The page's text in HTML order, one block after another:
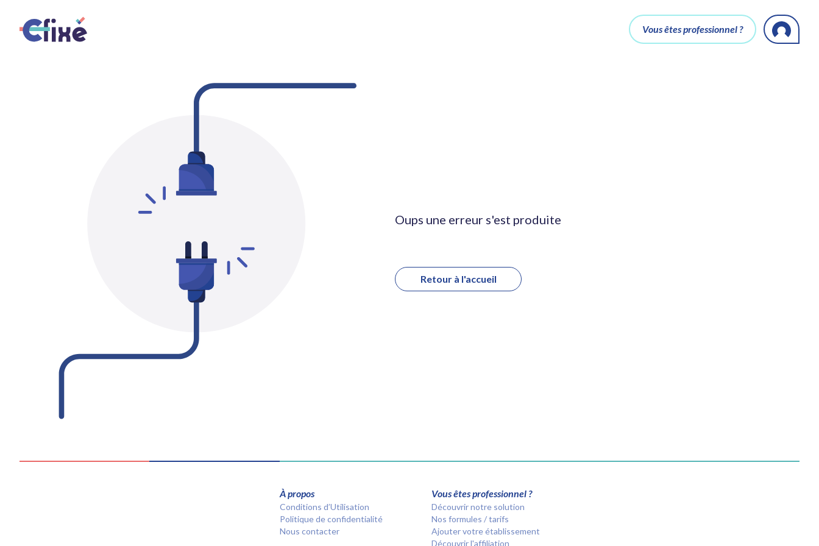
Vous êtes professionnel ?
Oups une erreur s'est produite
Retour à l'accueil
À propos
Conditions d’Utilisation
Politique de confidentialité
Nous contacter
Vous êtes professionnel ?
Découvrir notre solution
Nos formules / tarifs
Ajouter votre établissement
Découvrir l'affiliation